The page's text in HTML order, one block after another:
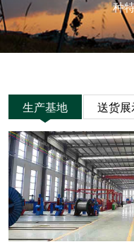
种
生产基地 送货展